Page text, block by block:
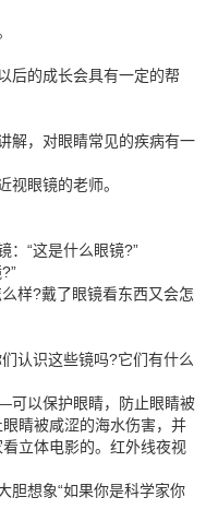
的成长会具有一定的帮
，对眼睛常见的疾病有一
眼镜的老师。
“这是什么眼镜?”
样?戴了眼镜看东西又会怎
认识这些镜吗?它们有什么
以保护眼睛，防止眼睛被
睛被咸涩的海水伤害，并
立体电影的。红外线夜视
想象“如果你是科学家你